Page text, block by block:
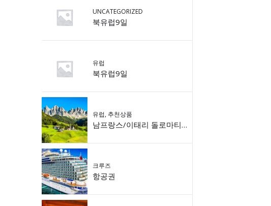
UNCATEGORIZED
북유럽9일
유럽
북유럽9일
유럽, 추천상품
남프랑스/이태리 돌로마티 9일
크루즈
항공권